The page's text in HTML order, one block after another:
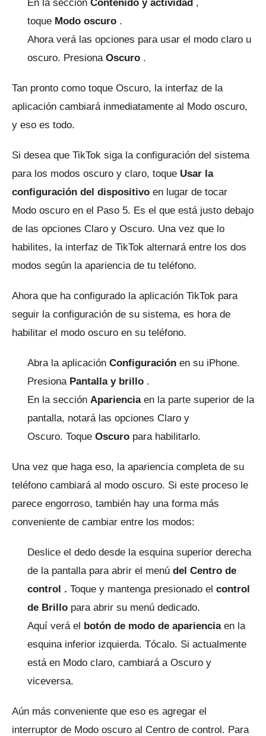
En la sección Contenido y actividad ,
toque Modo oscuro .
Ahora verá las opciones para usar el modo claro u
oscuro. Presiona Oscuro .
Tan pronto como toque Oscuro, la interfaz de la
aplicación cambiará inmediatamente al Modo oscuro,
y eso es todo.
Si desea que TikTok siga la configuración del sistema
para los modos oscuro y claro, toque Usar la
configuración del dispositivo en lugar de tocar
Modo oscuro en el Paso 5. Es el que está justo debajo
de las opciones Claro y Oscuro. Una vez que lo
habilites, la interfaz de TikTok alternará entre los dos
modos según la apariencia de tu teléfono.
Ahora que ha configurado la aplicación TikTok para
seguir la configuración de su sistema, es hora de
habilitar el modo oscuro en su teléfono.
Abra la aplicación Configuración en su iPhone.
Presiona Pantalla y brillo .
En la sección Aparienciaen la parte superior de la
pantalla, notará las opciones Claro y
Oscuro. Toque Oscuro para habilitarlo.
Una vez que haga eso, la apariencia completa de su
teléfono cambiará al modo oscuro. Si este proceso le
parece engorroso, también hay una forma más
conveniente de cambiar entre los modos:
Deslice el dedo desde la esquina superior derecha
de la pantalla para abrir el menú del Centro de
control . Toque y mantenga presionado el control
de Brillo para abrir su menú dedicado.
Aquí verá el botón de modo de aparienciaen la
esquina inferior izquierda. Tócalo. Si actualmente
está en Modo claro, cambiará a Oscuro y
viceversa.
Aún más conveniente que eso es agregar el
interruptor de Modo oscuro al Centro de control. Para